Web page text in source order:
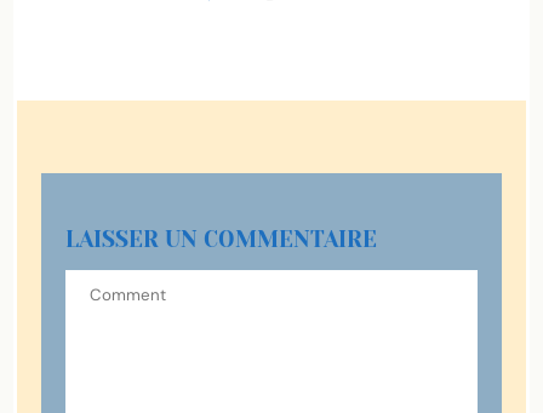
LAISSER UN COMMENTAIRE